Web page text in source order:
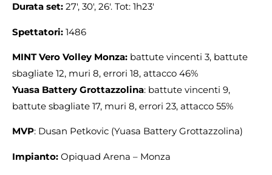
Durata set: 27′, 30′, 26′. Tot: 1h23′
Spettatori: 1486
MINT Vero Volley Monza: battute vincenti 3, battute
sbagliate 12, muri 8, errori 18, attacco 46%
Yuasa Battery Grottazzolina: battute vincenti 9,
battute sbagliate 17, muri 8, errori 23, attacco 55%
MVP: Dusan Petkovic (Yuasa Battery Grottazzolina)
Impianto: Opiquad Arena – Monza